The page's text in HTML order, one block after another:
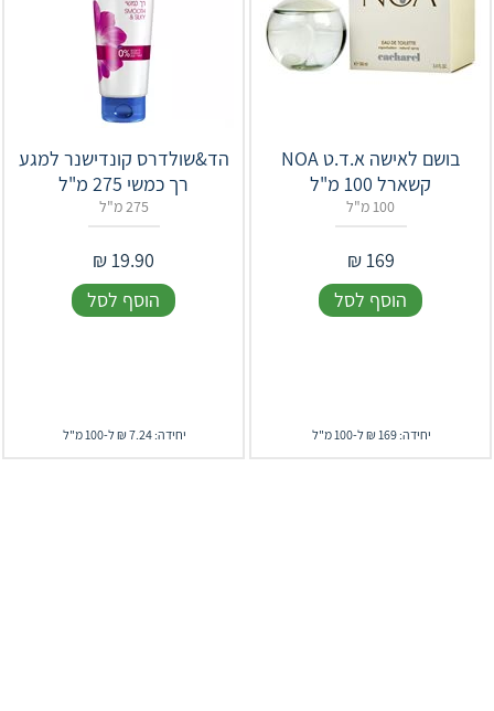
בושם לאישה א.ד.ט NOA
קשארל 100 מ"ל
100 מ"ל
169
₪
הוסף לסל
יחידה: 169 ₪ ל-100 מ"ל
הד&שולדרס קונדישנר למגע
רך כמשי 275 מ"ל
275 מ"ל
19.90
₪
הוסף לסל
יחידה: 7.24 ₪ ל-100 מ"ל